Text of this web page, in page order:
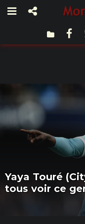
Yaya Touré
tous voir ce